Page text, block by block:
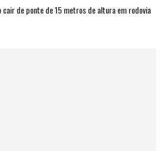
cair de ponte de 15 metros de altura em rodovia